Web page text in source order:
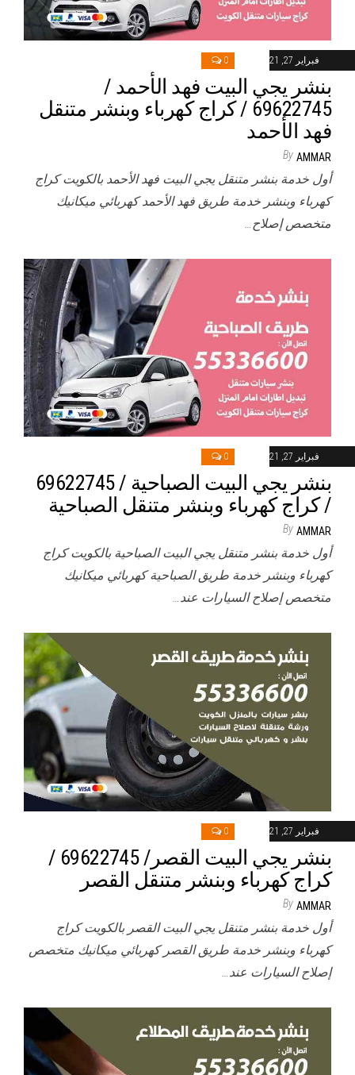
فبراير 27, 2021 0
بنشر يجي البيت فهد الأحمد /
69622745‬ / كراج كهرباء وبنشر متنقل
فهد الأحمد
By AMMAR
أول خدمة بنشر متنقل يجي البيت فهد الأحمد بالكويت كراج
كهرباء وبنشر خدمة طريق فهد الأحمد كهربائي ميكانيك
متخصص إصلاح…
فبراير 27, 2021 0
/ كراج كهرباء وبنشر متنقل الصباحية
By AMMAR
أول خدمة بنشر متنقل يجي البيت الصباحية بالكويت كراج
كهرباء وبنشر خدمة طريق الصباحية كهربائي ميكانيك
متخصص إصلاح السيارات عند…
فبراير 27, 2021 0
بنشر يجي البيت القصر/ 69622745‬ /
كراج كهرباء وبنشر متنقل القصر
By AMMAR
أول خدمة بنشر متنقل يجي البيت القصر بالكويت كراج
كهرباء وبنشر خدمة طريق القصر كهربائي ميكانيك متخصص
إصلاح السيارات عند…